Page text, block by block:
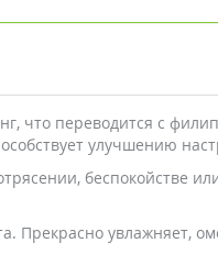
что переводится с
улучшению
беспокойстве
Прекрасно увлажняет,